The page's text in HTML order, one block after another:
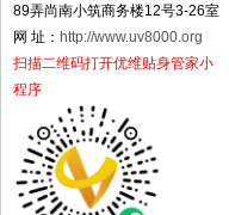
89弄尚南小筑商务楼12号3-26室
网 址： http://www.uv8000.org
扫描二维码打开优维贴身管家小
程序